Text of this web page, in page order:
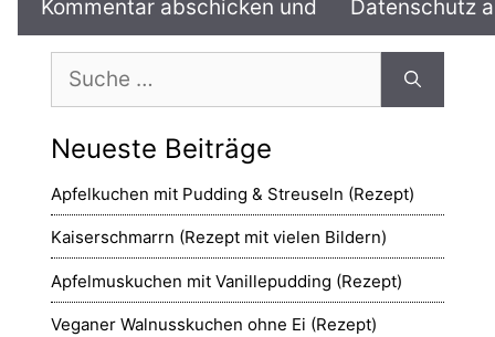
nach:
Neueste Beiträge
Apfelkuchen mit Pudding & Streuseln (Rezept)
Kaiserschmarrn (Rezept mit vielen Bildern)
Apfelmuskuchen mit Vanillepudding (Rezept)
Veganer Walnusskuchen ohne Ei (Rezept)